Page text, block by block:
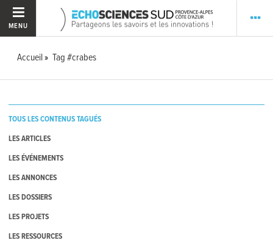
MENU
Accueil Tag #crabes
TOUS LES CONTENUS TAGUÉS
LES ARTICLES
LES ÉVÉNEMENTS
LES ANNONCES
LES DOSSIERS
LES PROJETS
LES RESSOURCES